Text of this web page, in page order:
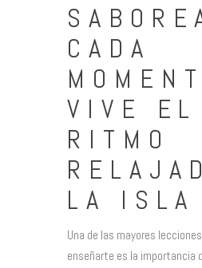
CADA
VIVE EL
RITMO
LA ISLA
Una de las mayores
enseñarte es la importancia